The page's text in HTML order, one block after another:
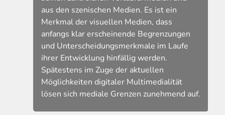
aus den szenischen Medien. Es ist ein
Merkmal der visuellen Medien, dass
anfangs klar erscheinende Begrenzungen
und Unterscheidungsmerkmale im Laufe
ihrer Entwicklung hinfällig werden.
Spätestens im Zuge der aktuellen
Möglichkeiten digitaler Multimedialität
lösen sich mediale Grenzen zunehmend auf.